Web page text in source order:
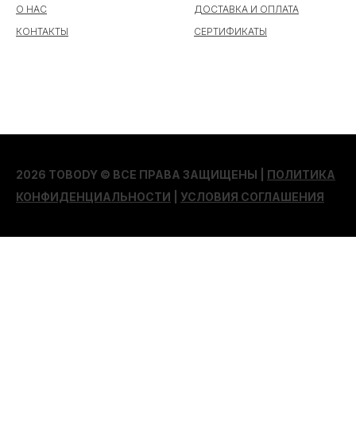
О НАС
КОНТАКТЫ
ДОСТАВКА И ОПЛАТА
СЕРТИФИКАТЫ
2026 TOBODY © ВСЕ ПРАВА ЗАЩИЩЕНЫ | ПОЛИТИКА
КОНФИДЕНЦИАЛЬНОСТИ
УСЛОВИЯ СОГЛАШЕНИЯ